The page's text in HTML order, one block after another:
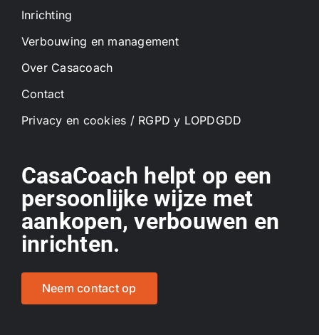
Inrichting
Verbouwing en management
Over Casacoach
Contact
Privacy en cookies / RGPD y LOPDGDD
CasaCoach helpt op een
persoonlijke wijze met
aankopen, verbouwen en
inrichten.
Neem contact op